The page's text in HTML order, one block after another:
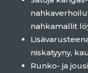
nahkamallit
niskatyyny,
Runko- ja